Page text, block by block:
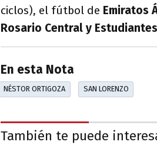
ciclos), el fútbol de Emiratos
Rosario Central y
En esta Nota
NÉSTOR ORTIGOZA SAN LORENZO
También te puede